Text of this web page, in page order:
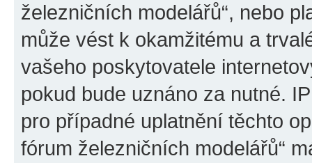
železničních modelářů“, nebo
může vést k okamžitému a
vašeho poskytovatele
pokud bude uznáno za nutné.
pro případné uplatnění těchto
fórum železničních modelářů“